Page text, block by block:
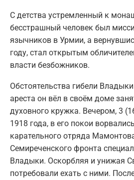
С детства устремленный к
бесстрашный человек был
язычников в Урмии, а
году, стал открытым
власти безбожников.
Обстоятельства гибели
ареста он вёл в своём доме
духовного кружка. Вечером, 3
1918 года, в его покои
карательного отряда
Семиреченского фронта
Владыки. Оскорбляя и унижая
потребовали ехать с ними.